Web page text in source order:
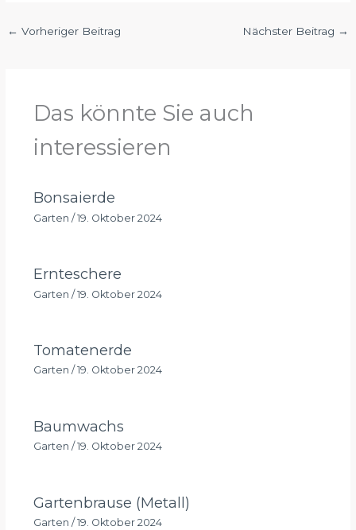
← Vorheriger Beitrag Nächster Beitrag →
Das könnte Sie auch
interessieren
Bonsaierde
Garten / 19. Oktober 2024
Ernteschere
Garten /19. Oktober 2024
Tomatenerde
Garten / 19. Oktober 2024
Baumwachs
Garten / 19. Oktober 2024
Gartenbrause (Metall)
Garten / 19. Oktober 2024